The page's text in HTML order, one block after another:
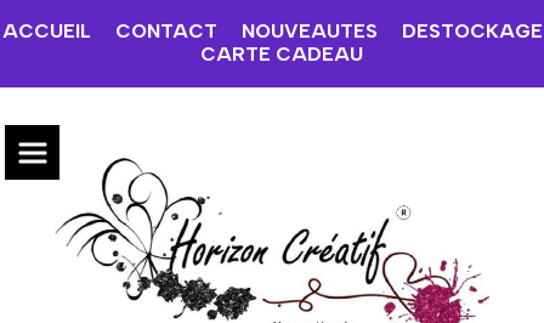
ACCUEIL CONTACT NOUVEAUTES
DESTOCKAGE
CARTE CADEAU